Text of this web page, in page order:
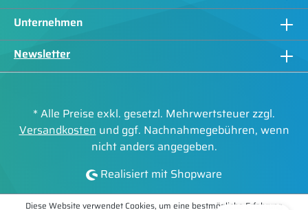
Unternehmen
Newsletter
* Alle Preise exkl. gesetzl. Mehrwertsteuer zzgl.
Versandkostenund ggf. Nachnahmegebühren, wenn
nicht anders angegeben.
Realisiert mit Shopware
Diese Website verwendet Cookies, um eine bestmögliche Erfahrung